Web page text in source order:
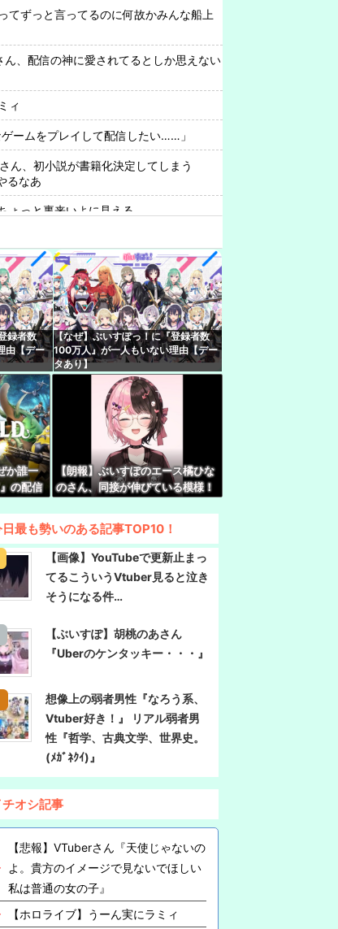
てずっと言ってるのに何故かみんな船上
、配信の神に愛されてるとしか思えない
ィ
ームをプレイして配信したい……」
ん、初小説が書籍化決定してしまう
るなあ
ょっと裏来いよに見える
ィ
いよ
年生まれをカミングアウトwwwww
狙うとこうなる
てたら、数十日単位の証拠写真撮られて
生日プレゼントがこちら『いやな兄』
やろこれ』
ンってつまらない」←これマジ？
ょっと裏来いよに見える
コラボうまくいってるよな
録者数
由【デー
【なぜ】ぶいすぽっ！に『登録者数
100万人』が一人もいない理由【デー
タあり】
か誰一
の配信
【朗報】ぶいすぽのエース橘ひな
のさん、同接が伸びている模様！
最も勢いのある記事TOP10！
【画像】YouTubeで更新止まっ
てるこういうVtuber見ると泣き
そうになる件…
【ぶいすぽ】胡桃のあさん
『Uberのケンタッキー・・・』
想像上の弱者男性『なろう系、
Vtuber好き！』 リアル弱者男
性『哲学、古典文学、世界史。
(ﾒｶﾞﾈｸｲ)』
チオシ記事
【悲報】VTuberさん『天使じゃないの
よ。貴方のイメージで見ないでほしい
私は普通の女の子』
【ホロライブ】うーん実にラミィ